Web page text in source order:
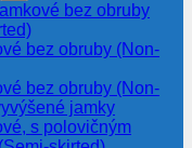
bez obruby
bez obruby (Non-
bez obruby (Non-
jamky
s polovičným